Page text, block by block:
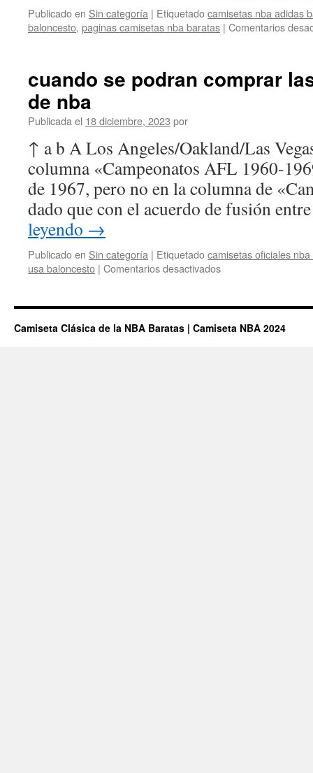
Publicado en Sin categoría | Etiquetadocamisetas nba adidas
baloncesto, paginas camisetas nba baratas | Comentarios
cuando se podran comprar
de nba
Publicada el 18 diciembre, 2023 por
↑ a b A Los Angeles/Oakland/Las
columna «Campeonatos AFL 1960-
de 1967, pero no en la columna de
dado que con el acuerdo de fusión
leyendo →
Publicado en Sin categoría | Etiquetadocamisetas oficiales
usa baloncesto | Comentarios desactivadosen
podran
comprar
Camiseta Clásica de la NBA Baratas | Camiseta NBA 2024